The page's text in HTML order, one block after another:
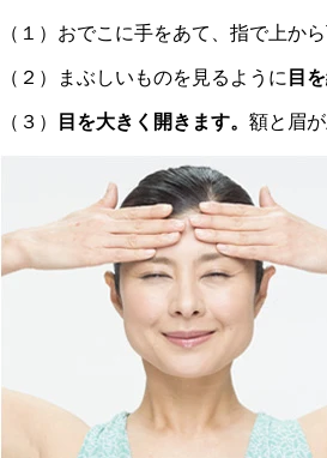
（１）おでこに手をあて、指で上か
（２）まぶしいものを見るように 目
（３） 目を大きく開きます。 額と眉